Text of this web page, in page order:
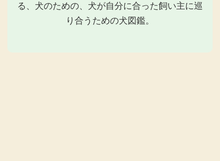
る、犬のための、犬が自分に合った飼い主に巡
り合うための犬図鑑。